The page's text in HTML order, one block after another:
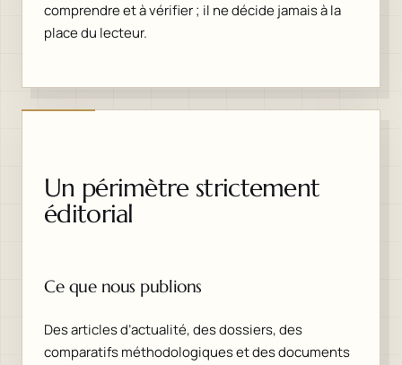
comprendre et à vérifier ; il ne décide jamais à la
place du lecteur.
Un périmètre strictement
éditorial
Ce que nous publions
Des articles d’actualité, des dossiers, des
comparatifs méthodologiques et des documents